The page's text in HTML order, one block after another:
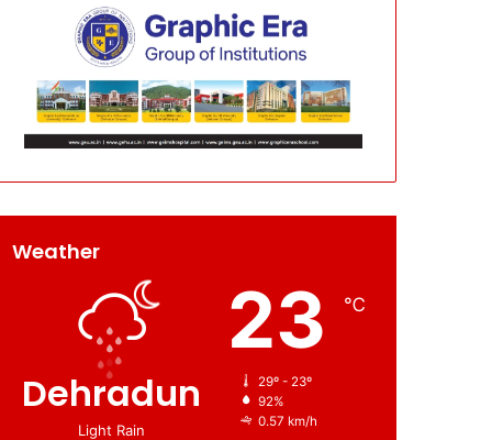
Weather
Dehradun
Light Rain
23 ℃
29º - 23º
92%
0.57 km/h